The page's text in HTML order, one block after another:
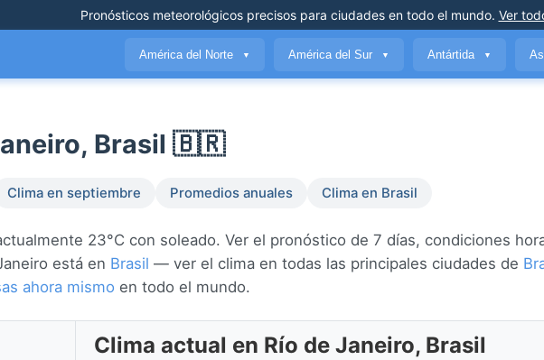
Pronósticos meteorológicos precisospara ciudades en todo el mundo. Ver
América del Norte ▼ América del Sur ▼ Antártida ▼
Brasil 🇧🇷
Clima en septiembre Promedios anuales Clima en Brasil
23°C con soleado. Ver el pronóstico de 7 días, condiciones
está en Brasil — ver el clima en todas las principales ciudades de
ahora mismo en todo el mundo.
Clima actual en Río de Janeiro, Brasil